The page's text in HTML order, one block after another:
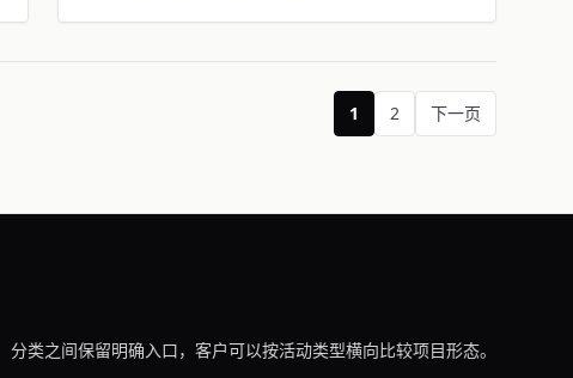
1 2 下一页
分类之间保留明确入口，客户可以按活动类型横向比较项目形态。